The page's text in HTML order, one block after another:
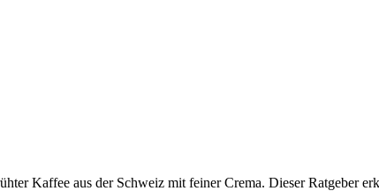
Kaffee aus der Schweiz mit feiner Crema. Dieser Ratgeber